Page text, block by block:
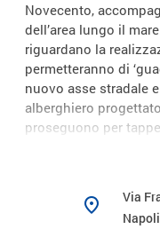
Novecento,
dell’area lungo il
riguardano la
permetteranno di
nuovo asse stradale
alberghiero
proseguono per
solo nel 1930 con la
fontana del Sebeto
dalla bellezza
place
Via